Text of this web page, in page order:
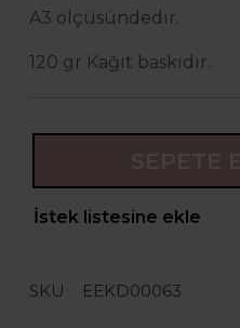
A3 ölçüsündedir.
120 gr Kağıt baskıdır.
İstek listesine ekle
SKU EEKD00063